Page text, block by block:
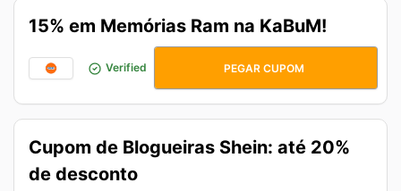
15% em Memórias Ram na KaBuM!
Verified 3DO3RAM
PEGAR CUPOM
Cupom de Blogueiras Shein: até 20%
de desconto